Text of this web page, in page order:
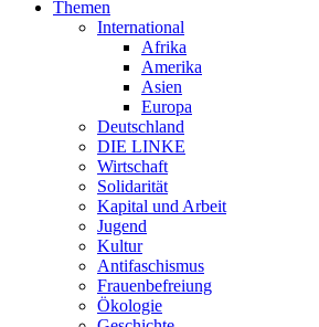
Themen
International
Afrika
Amerika
Asien
Europa
Deutschland
DIE LINKE
Wirtschaft
Solidarität
Kapital und Arbeit
Jugend
Kultur
Antifaschismus
Frauenbefreiung
Ökologie